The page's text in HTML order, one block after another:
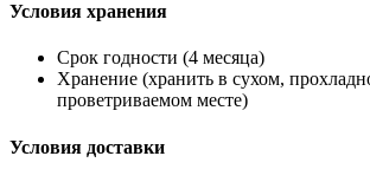
Условия хранения
Срок годности (4 месяца)
Хранение (хранить в сухом,
проветриваемом месте)
Условия доставки